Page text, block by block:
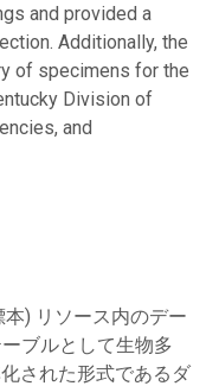
and provided a
Additionally, the
of specimens for the
Division of
and
) リソース内のデー
ブルとして生物多
された形式であるダ